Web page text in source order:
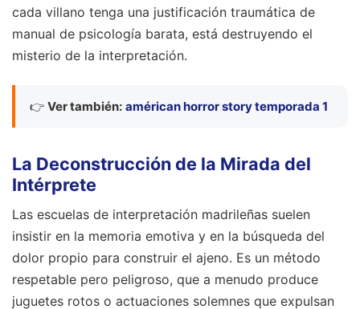
cada villano tenga una justificación traumática de
manual de psicología barata, está destruyendo el
misterio de la interpretación.
👉 Ver también: américan horror story temporada 1
La Deconstrucción de la Mirada del
Intérprete
Las escuelas de interpretación madrileñas suelen
insistir en la memoria emotiva y en la búsqueda del
dolor propio para construir el ajeno. Es un método
respetable pero peligroso, que a menudo produce
juguetes rotos o actuaciones solemnes que expulsan